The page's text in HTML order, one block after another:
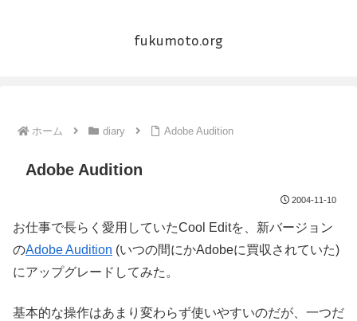
fukumoto.org
ホーム diary Adobe Audition
Adobe Audition
2004-11-10
お仕事で長らく愛用していたCool Editを、新バージョン
のAdobe Audition (いつの間にかAdobeに買収されていた)
にアップグレードしてみた。
基本的な操作はあまり変わらず使いやすいのだが、一つだ